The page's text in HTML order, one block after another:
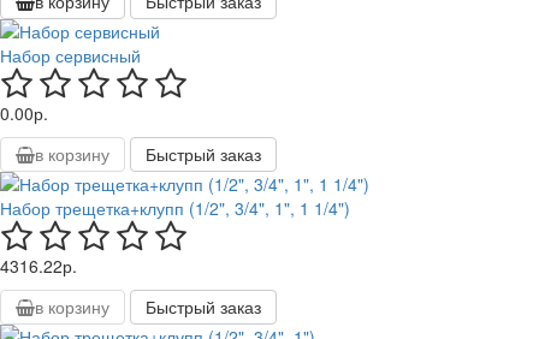
Набор сервисный
0.00р.
в корзину
Быстрый заказ
Набор трещетка+клупп (1/2", 3/4", 1", 1 1/4")
4316.22р.
в корзину
Быстрый заказ